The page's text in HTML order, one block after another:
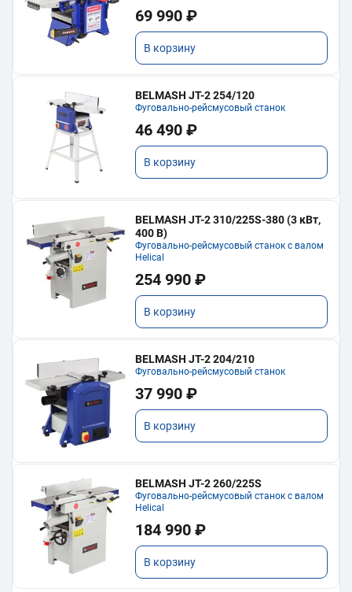
69 990 ₽
В корзину
BELMASH JT-2 254/120
Фуговально-рейсмусовый станок
46 490 ₽
В корзину
BELMASH JT-2 310/225S-380 (3 кВт,
400 В)
Фуговально-рейсмусовый станок с валом
Helical
254 990 ₽
В корзину
BELMASH JT-2 204/210
Фуговально-рейсмусовый станок
37 990 ₽
В корзину
BELMASH JT-2 260/225S
Фуговально-рейсмусовый станок с валом
Helical
184 990 ₽
В корзину